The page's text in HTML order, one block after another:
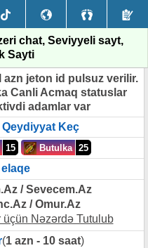
chat, Seviyyeli sayt,
Sayti
jeton id pulsuz verilir.
Canli Acmaq statuslar
adamlar var
Qeydiyyat Keç
15 Butulka 25
/ Sevecem.Az
/ Omur.Az
üçün Nəzərdə Tutulub
(1 azn - 10 saat)